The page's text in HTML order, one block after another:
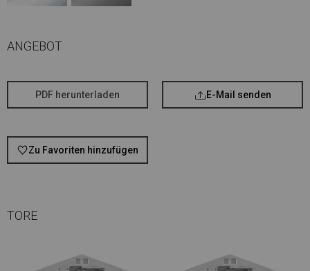
ANGEBOT
PDF herunterladen E-Mail senden
Zu Favoriten hinzufügen
TORE